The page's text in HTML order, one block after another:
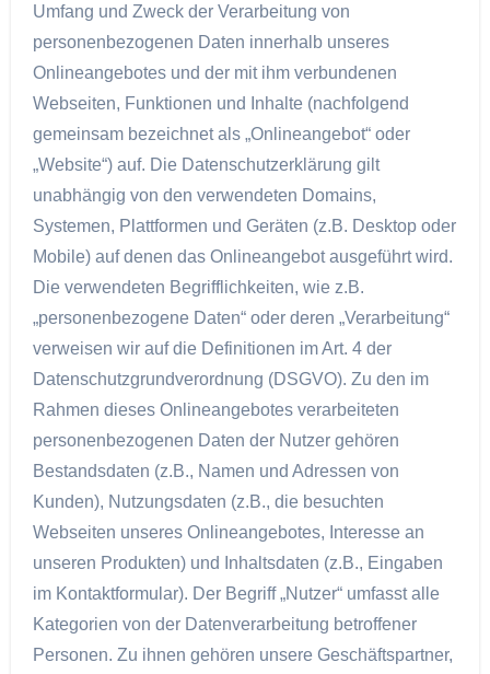
Umfang und Zweck der Verarbeitung von
personenbezogenen Daten innerhalb unseres
Onlineangebotes und der mit ihm verbundenen
Webseiten, Funktionen und Inhalte (nachfolgend
gemeinsam bezeichnet als „Onlineangebot“ oder
„Website“) auf. Die Datenschutzerklärung gilt
unabhängig von den verwendeten Domains,
Systemen, Plattformen und Geräten (z.B. Desktop oder
Mobile) auf denen das Onlineangebot ausgeführt wird.
Die verwendeten Begrifflichkeiten, wie z.B.
„personenbezogene Daten“ oder deren „Verarbeitung“
verweisen wir auf die Definitionen im Art. 4 der
Datenschutzgrundverordnung (DSGVO). Zu den im
Rahmen dieses Onlineangebotes verarbeiteten
personenbezogenen Daten der Nutzer gehören
Bestandsdaten (z.B., Namen und Adressen von
Kunden), Nutzungsdaten (z.B., die besuchten
Webseiten unseres Onlineangebotes, Interesse an
unseren Produkten) und Inhaltsdaten (z.B., Eingaben
im Kontaktformular). Der Begriff „Nutzer“ umfasst alle
Kategorien von der Datenverarbeitung betroffener
Personen. Zu ihnen gehören unsere Geschäftspartner,